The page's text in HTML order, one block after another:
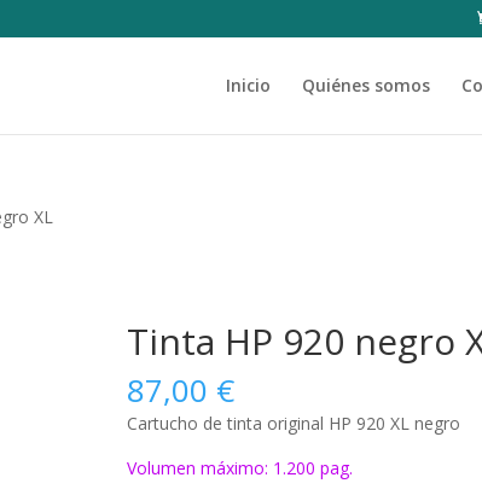
Inicio Quiénes somos
XL
Tinta HP 920 negro
87,00 €
Cartucho de tinta original HP 920 XL negro
Volumen máximo: 1.200 pag.